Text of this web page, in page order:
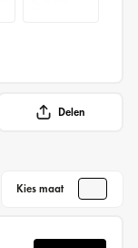
Delen
Kies maat